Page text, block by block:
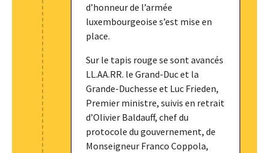
d’honneur de l’armée
luxembourgeoise s’est mise en
place.
Sur le tapis rouge se sont avancés
LL.AA.RR. le Grand-Duc et la
Grande-Duchesse et Luc Frieden,
Premier ministre, suivis en retrait
d’Olivier Baldauff, chef du
protocole du gouvernement, de
Monseigneur Franco Coppola,